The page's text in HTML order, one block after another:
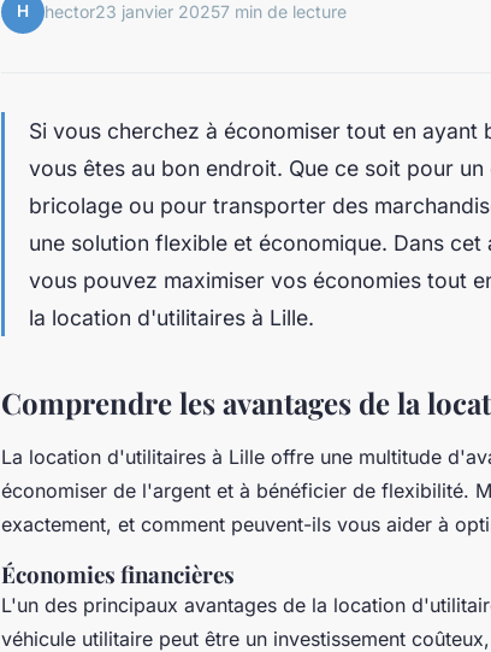
H hector23 janvier 20257 min de lecture
Si vous cherchez à économiser tout en ayant
vous êtes au bon endroit. Que ce soit pour
bricolage ou pour transporter des
une solution flexible et économique. Dans
vous pouvez maximiser vos économies tout
la location d'utilitaires à Lille.
Comprendre les avantages de la
La location d'utilitaires à Lille offre une multitude
économiser de l'argent et à bénéficier de flexibilité.
exactement, et comment peuvent-ils vous aider à
Économies financières
L'un des principaux avantages de la location
véhicule utilitaire peut être un investissement